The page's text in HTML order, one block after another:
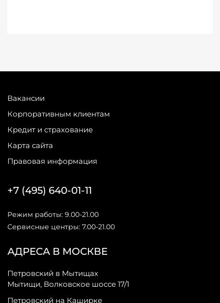
Вакансии
Корпоративным клиентам
Кредит и страхование
Карта сайта
Правовая информация
АДРЕСА В МОСКВЕ
Петровский в Мытищах
Мытищи, Волковское шоссе 17/1
Петровский на Каширке
+7 (495) 640-01-11
Режим работы: 9.00-21.00
Сервисные центры: 7.00-21.00